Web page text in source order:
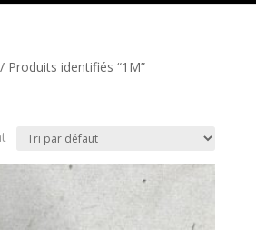
/ Produits identifiés “1M”